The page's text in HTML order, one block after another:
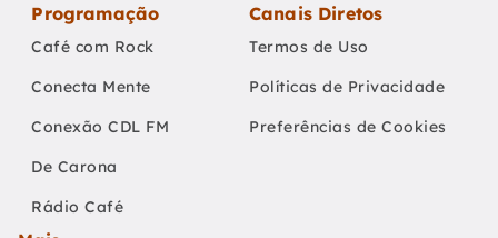
Programação
Café com Rock
Conecta Mente
Conexão CDL FM
De Carona
Rádio Café
Canais Diretos
Termos de Uso
Políticas de Privacidade
Preferências de Cookies